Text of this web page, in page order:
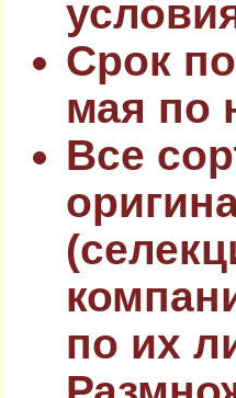
Срок
мая по
Все
по их